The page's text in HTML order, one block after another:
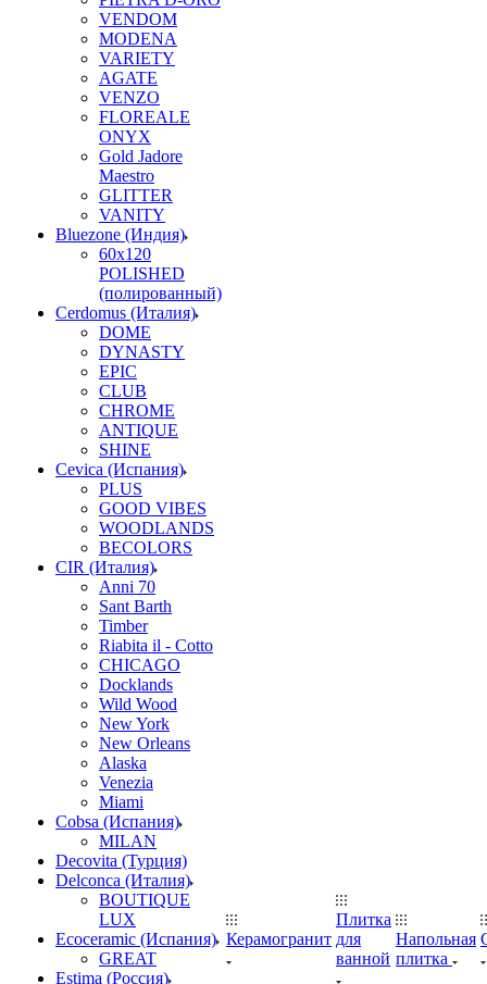
VENDOM
MODENA
VARIETY
AGATE
VENZO
FLOREALE
ONYX
Gold Jadore
Maestro
GLITTER
VANITY
Bluezone (Индия)
60х120
POLISHED
(полированный)
Cerdomus (Италия)
DOME
DYNASTY
EPIC
CLUB
CHROME
ANTIQUE
SHINE
Cevica (Испания)
PLUS
GOOD VIBES
WOODLANDS
BECOLORS
CIR (Италия)
Anni 70
Sant Barth
Timber
Riabita il - Cotto
CHICAGO
Docklands
Wild Wood
New York
New Orleans
Alaska
Venezia
Miami
Cobsa (Испания)
MILAN
Decovita (Турция)
Delconca (Италия)
BOUTIQUE
LUX
Ecoceramic (Испания)
GREAT
Estima (Россия)
Керамогранит
Плитка
для
ванной
Напольная
плитка